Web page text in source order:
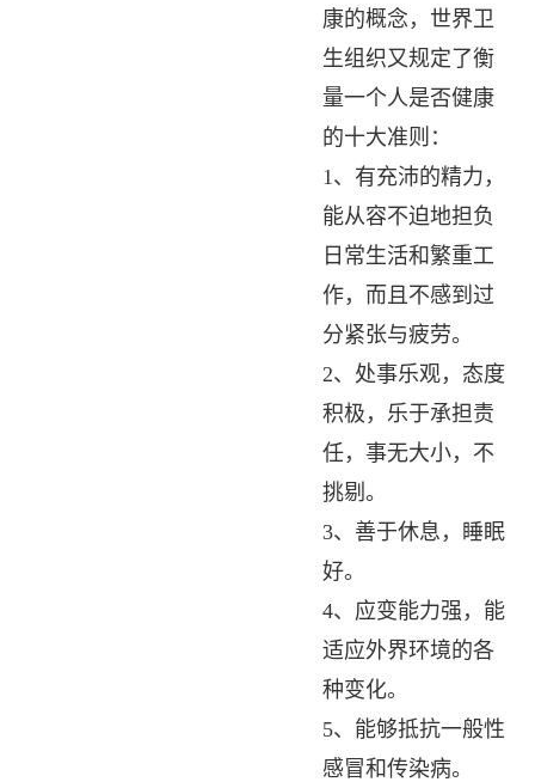
康的概念，世界卫
生组织又规定了衡
量一个人是否健康
的十大准则：
1、有充沛的精力，
能从容不迫地担负
日常生活和繁重工
作，而且不感到过
分紧张与疲劳。
2、处事乐观，态度
积极，乐于承担责
任，事无大小，不
挑剔。
3、善于休息，睡眠
好。
4、应变能力强，能
适应外界环境的各
种变化。
5、能够抵抗一般性
感冒和传染病。